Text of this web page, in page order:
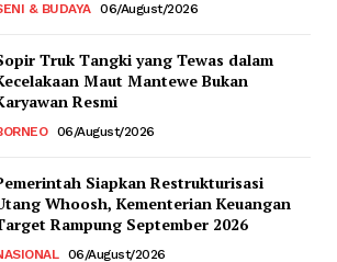
& BUDAYA 06/August/2026
Truk Tangki yang Tewas dalam
Maut Mantewe Bukan
Resmi
06/August/2026
Siapkan Restrukturisasi
Whoosh, Kementerian Keuangan
Rampung September 2026
06/August/2026